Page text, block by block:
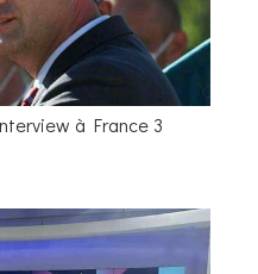
à France 3